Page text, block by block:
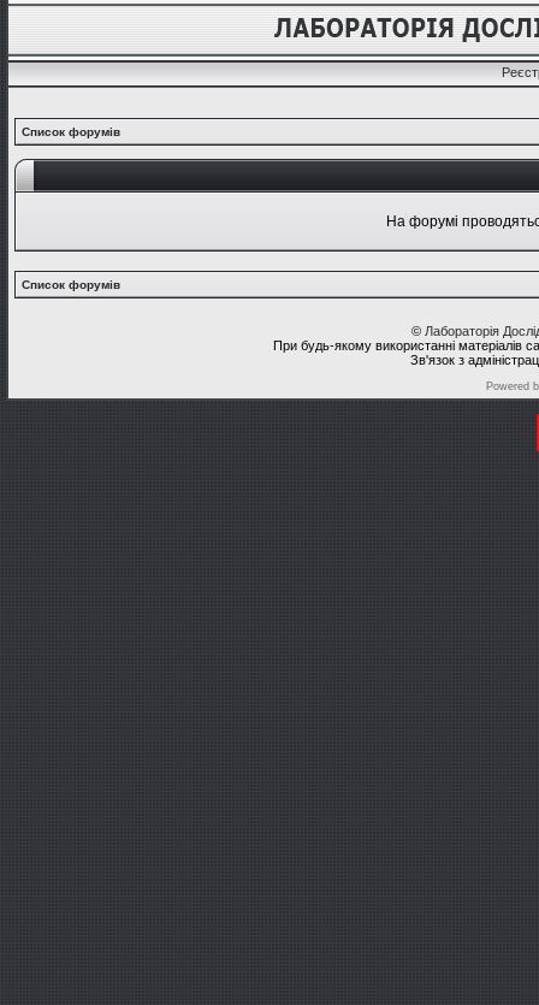
Список форумів
На форумі
Список форумів
© Лабораторія
При будь-якому використанні матеріалів
Зв'язок з
Powered